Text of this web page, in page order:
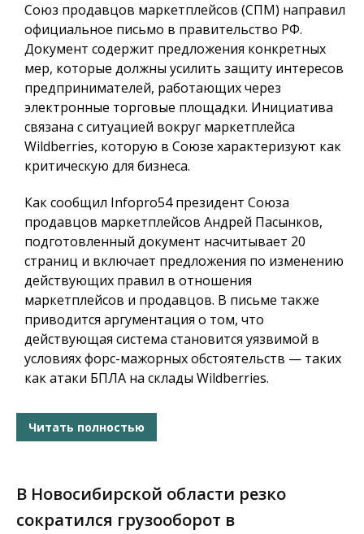
Союз продавцов маркетплейсов (СПМ) направил
официальное письмо в правительство РФ.
Документ содержит предложения конкретных
мер, которые должны усилить защиту интересов
предпринимателей, работающих через
электронные торговые площадки. Инициатива
связана с ситуацией вокруг маркетплейса
Wildberries, которую в Союзе характеризуют как
критическую для бизнеса.
Как сообщил Infopro54президент Союза
продавцов маркетплейсов Андрей Пасынков,
подготовленный документ насчитывает 20
страниц и включает предложения по изменению
действующих правил в отношения
маркетплейсов и продавцов. В письме также
приводится аргументация о том, что
действующая система становится уязвимой в
условиях форс-мажорных обстоятельств — таких
как атаки БПЛА на склады Wildberries.
Читать полностью
В Новосибирской области резко
сократился грузооборот в